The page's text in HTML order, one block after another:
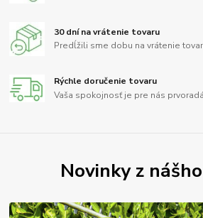
30 dní na vrátenie tovaru
Predĺžili sme dobu na vrátenie
Rýchle doručenie tovaru
Vaša spokojnosť je pre nás prvoradá
Novinky z